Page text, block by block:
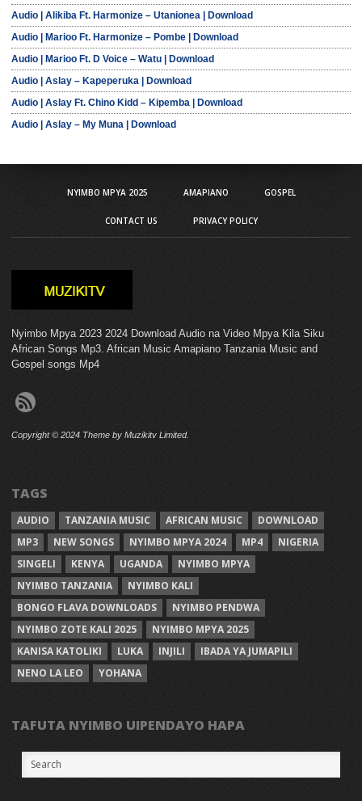
Audio | Alikiba Ft. Harmonize – Utanionea | Download
Audio | Marioo Ft. Harmonize – Pombe | Download
Audio | Marioo Ft. D Voice – Watu | Download
Audio | Aslay – Kapeperuka | Download
Audio | Aslay Ft. Chino Kidd – Kipemba | Download
Audio | Aslay – My Muna | Download
NYIMBO MPYA 2025 AMAPIANO GOSPEL
CONTACT US PRIVACY POLICY
Nyimbo Mpya 2023 2024 Download Audio na Video Mpya Kila Siku
African Songs Mp3. African Music Amapiano Tanzania Music and
Gospel songs Mp4
Copyright © 2024 Theme by Muzikitv Limited.
TAGS
AUDIO TANZANIA MUSIC AFRICAN MUSIC
DOWNLOAD
MP3
NEW SONGS NYIMBO MPYA 2024 MP4
NIGERIA
SINGELI
KENYA UGANDA
NYIMBO MPYA
NYIMBO TANZANIA
NYIMBO KALI
BONGO FLAVA DOWNLOADS
NYIMBO PENDWA
NYIMBO ZOTE KALI 2025
NYIMBO MPYA 2025
KANISA KATOLIKI
LUKA INJILI
IBADA YA JUMAPILI
NENO LA LEO
YOHANA
TAFUTA NYIMBO UIPENDAYO HAPA